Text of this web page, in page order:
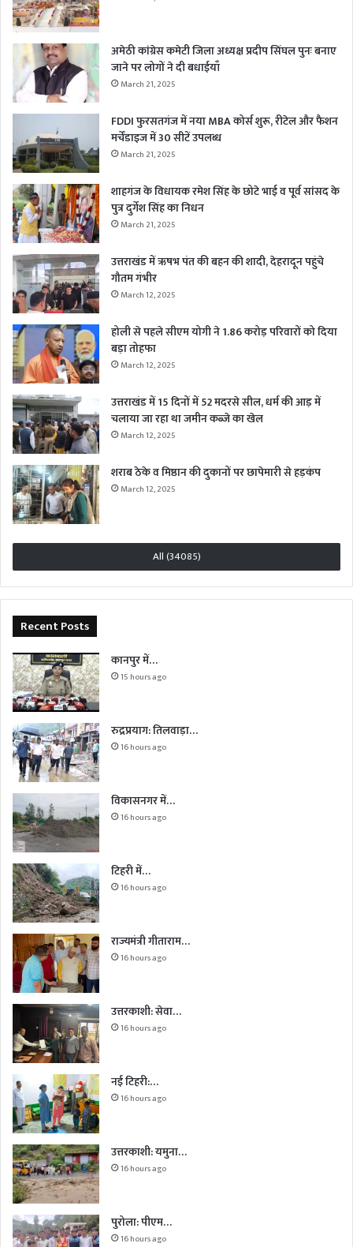
अमेठी कांग्रेस कमेटी जिला अध्यक्ष प्रदीप सिंघल पुनः बनाए
जाने पर लोगों ने दी बधाईयाँ
March 21, 2025
FDDI फुरसतगंज में नया MBA कोर्स शुरू, रीटेल और फैशन
मर्चेंडाइज में 30 सीटें उपलब्ध
March 21, 2025
शाहगंज के विधायक रमेश सिंह के छोटे भाई व पूर्व सांसद के
पुत्र दुर्गेश सिंह का निधन
March 21, 2025
उत्तराखंड में ऋषभ पंत की बहन की शादी, देहरादून पहुंचे
गौतम गंभीर
March 12, 2025
होली से पहले सीएम योगी ने 1.86 करोड़ परिवारों को दिया
बड़ा तोहफा
March 12, 2025
उत्तराखंड में 15 दिनों में 52 मदरसे सील, धर्म की आड़ में
चलाया जा रहा था जमीन कब्जे का खेल
March 12, 2025
शराब ठेके व मिष्ठान की दुकानों पर छापेमारी से हड़कंप
March 12, 2025
All (34085)
Recent Posts
कानपुर में…
15 hours ago
रुद्रप्रयाग: तिलवाड़ा…
16 hours ago
विकासनगर में…
16 hours ago
टिहरी में…
16 hours ago
राज्यमंत्री गीताराम…
16 hours ago
उत्तरकाशी: सेवा…
16 hours ago
नई टिहरी:…
16 hours ago
उत्तरकाशी: यमुना…
16 hours ago
पुरोला: पीएम…
16 hours ago